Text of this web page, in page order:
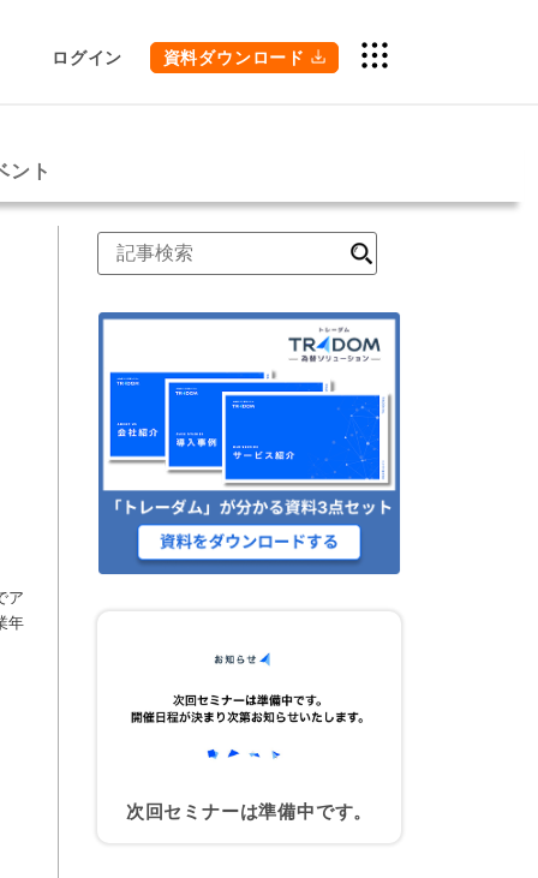
ログイン 資料ダウンロード
ント
ア
年
索
次回セミナーは準備中です。